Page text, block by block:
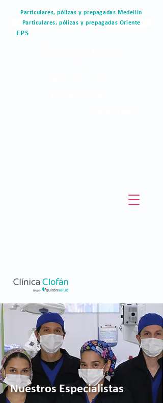
Particulares, pólizas y prepagadas Medellín
Particulares, pólizas y prepagadas Oriente
EPS
Nuestros Especialistas